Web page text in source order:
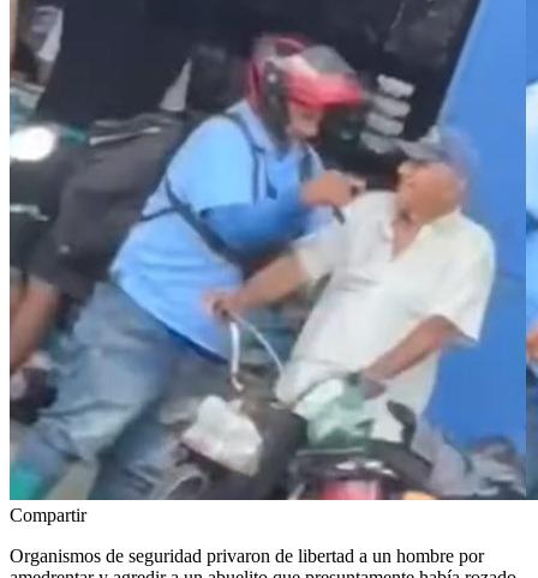
Compartir
Organismos de seguridad privaron de libertad a un hombre por